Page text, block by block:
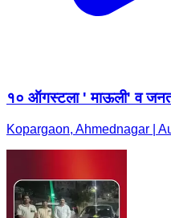
१० ऑगस्टला ' माऊली' व
Kopargaon, Ahmednagar |